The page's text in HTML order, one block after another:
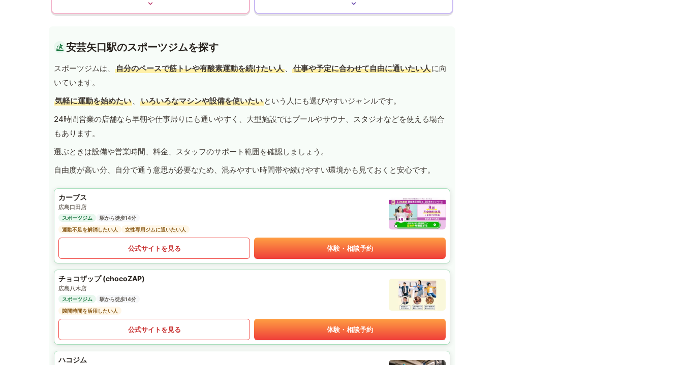
安芸矢口駅のスポーツジムを探す
スポーツジムは、 自分のペースで筋トレや有酸素運動を続けたい人 、 仕事や予定に合わせて自由に通いたい人に向
いています。
気軽に運動を始めたい 、 いろいろなマシンや設備を使いたい という人にも選びやすいジャンルです。
24時間営業の店舗なら早朝や仕事帰りにも通いやすく、大型施設ではプールやサウナ、スタジオなどを使える場合
もあります。
選ぶときは設備や営業時間、料金、スタッフのサポート範囲を確認しましょう。
自由度が高い分、自分で通う意思が必要なため、混みやすい時間帯や続けやすい環境かも見ておくと安心です。
カーブス
広島口田店
スポーツジム
駅から徒歩14分
運動不足を解消したい人
女性専用ジムに通いたい人
公式サイトを見る 体験・相談予約
チョコザップ (chocoZAP)
広島八木店
スポーツジム
駅から徒歩14分
隙間時間を活用したい人
公式サイトを見る 体験・相談予約
ハコジム